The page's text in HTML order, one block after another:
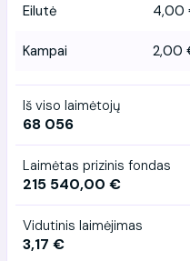
Eilutė 4,00
Kampai 2,00
Iš viso laimėtojų
68 056
Laimėtas prizinis fondas
215 540,00 €
Vidutinis laimėjimas
3,17 €